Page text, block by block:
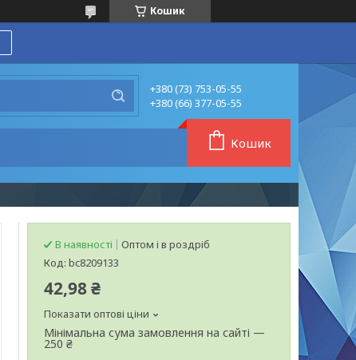
Кошик
+380 (73) 753-05-55
+380 (66) 377-05-55
Кошик
В наявності
Оптом і в роздріб
Код: bc8209133
42,98 ₴
Показати оптові ціни
Мінімальна сума замовлення на сайті —
250 ₴